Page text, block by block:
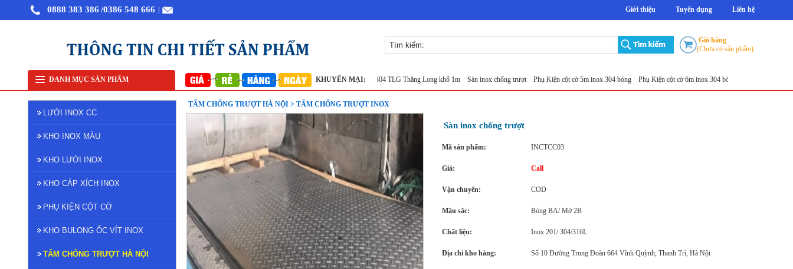
0888 383 386 /0386 548 666 Giới thiệu Tuyển dụng Liên hệ
Giỏ hàng
(Chưa có sản phẩm)
DANH MỤC SẢN PHẨM KHUYẾN MẠI:
Bán lưới inox tại Hà Nội Lưới lọc inox 304 Lưới inox đan ô 7x7mm 304 TLG Thăng Long khổ 1m Sàn inox chống trượt Phụ Kiện cột cờ 5m inox 304 bóng Phụ Kiện cột cờ 6m inox 304 bóng Phụ Kiện cột cờ 7m
LƯỚI INOX CC
KHO INOX MÀU
KHO LƯỚI INOX
KHO CÁP XÍCH INOX
PHỤ KIỆN CỘT CỜ
KHO BULONG ỐC VÍT INOX
TẤM CHỐNG TRƯỢT HÀ NỘI
TẤM CHỐNG TRƯỢT HÀ NỘI > TẤM CHỐNG TRƯỢT INOX
Sàn inox chống trượt
Mã sản phẩm: INCTCC03
Giá: Call
Vận chuyển: COD
Mầu sắc: Bóng BA/ Mờ 2B
Chất liệu: Inox 201/ 304/316L
Địa chỉ kho hàng: Số 10 Đường Trung Đoàn 664 Vĩnh Quỳnh, Thanh Trì, Hà Nội